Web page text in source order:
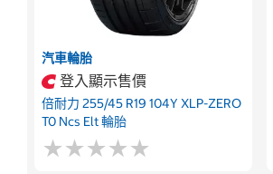
汽車輪胎
登入顯示售價
倍耐力 255/45 R19 104Y XLP-ZERO
T0 Ncs Elt 輪胎
★★★★★
★★★★★